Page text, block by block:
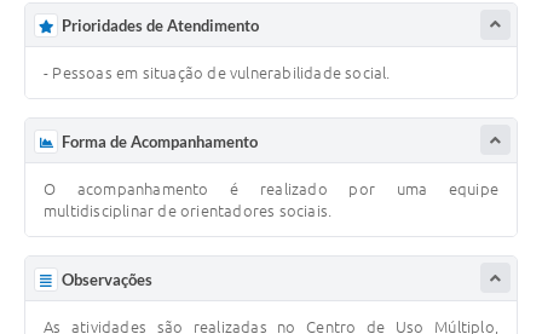
Prioridades de Atendimento
- Pessoas em situação de vulnerabilidade social.
Forma de Acompanhamento
O acompanhamento é realizado por uma equipe
multidisciplinar de orientadores sociais.
Observações
As atividades são realizadas no Centro de Uso Múltiplo,